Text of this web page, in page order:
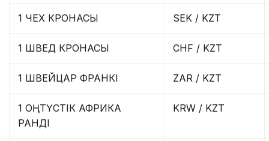
1 ЧЕХ КРОНАСЫ SEK / KZT
1 ШВЕД КРОНАСЫ CHF / KZT
1 ШВЕЙЦАР ФРАНКІ ZAR / KZT
1 ОҢТҮСТІК АФРИКА
РАНДІ
KRW / KZT